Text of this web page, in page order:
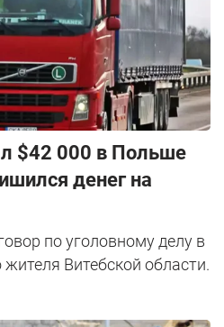
$42 000 в Польше
денег на
по уголовному делу в
Витебской области.